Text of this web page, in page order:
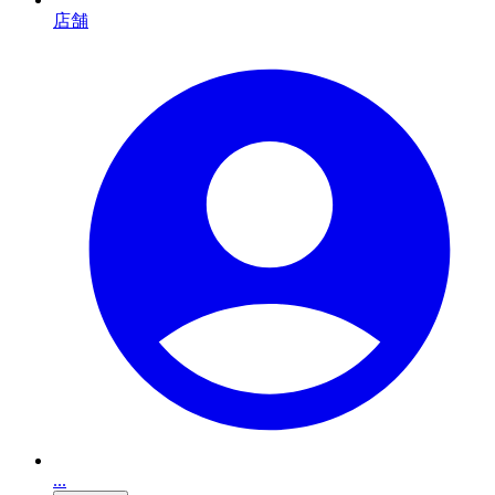
店舗
...